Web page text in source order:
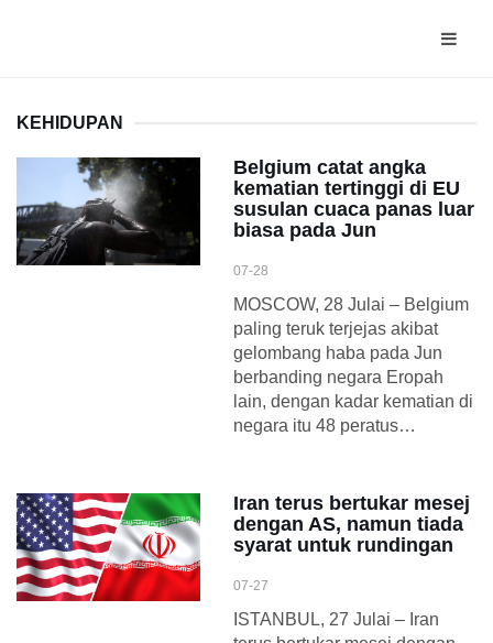
KEHIDUPAN
Belgium catat angka
kematian tertinggi di EU
susulan cuaca panas luar
biasa pada Jun
07-28
MOSCOW, 28 Julai – Belgium
paling teruk terjejas akibat
gelombang haba pada Jun
berbanding negara Eropah
lain, dengan kadar kematian di
negara itu 48 peratus…
Iran terus bertukar mesej
dengan AS, namun tiada
syarat untuk rundingan
07-27
ISTANBUL, 27 Julai – Iran